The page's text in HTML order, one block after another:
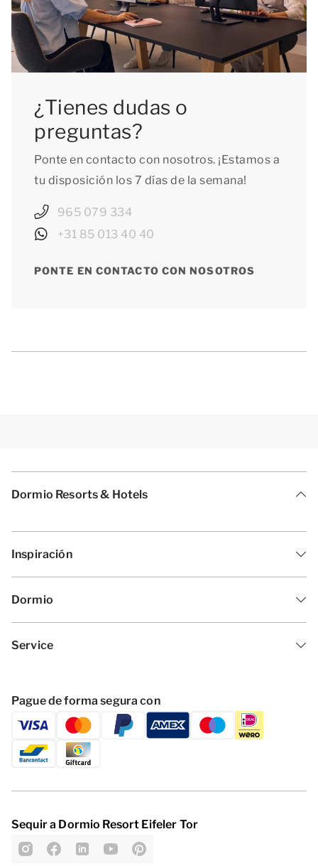
¿Tienes dudas o
preguntas?
Ponte en contacto con nosotros. ¡Estamos a
tu disposición los 7 días de la semana!
965 079 334
+31 85 013 40 40
PONTE EN CONTACTO CON NOSOTROS
Dormio Resorts & Hotels
Inspiración
Dormio
Service
Pague de forma segura con
Sequir a Dormio Resort Eifeler Tor